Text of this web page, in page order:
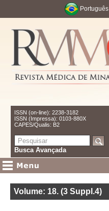
Português
ISSN (on-line): 2238-3182
ISSN (Impressa): 0103-880X
CAPES/Qualis: B2
Busca Avançada
Volume: 18. (3 Suppl.4)